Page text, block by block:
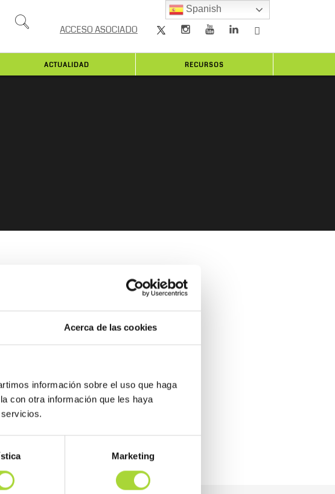
Acerca de las cookies
información sobre el uso que haga
con otra información que les haya
Marketing
ACTUALIDAD RECURSOS
ACCESO ASOCIADO
Spanish